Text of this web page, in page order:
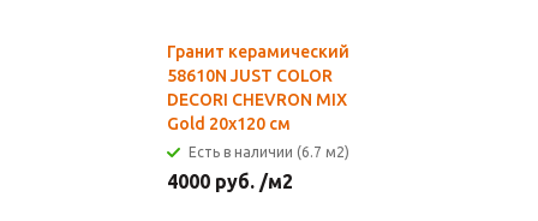
Гранит керамический
58610N JUST COLOR
DECORI CHEVRON MIX
Gold 20x120 см
Есть в наличии (6.7 м2)
4000 руб. /м2